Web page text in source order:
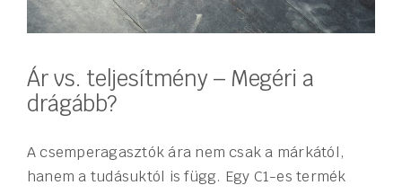
Ár vs. teljesítmény – Megéri a
drágább?
A csemperagasztók ára nem csak a márkától,
hanem a tudásuktól is függ. Egy C1-es termék